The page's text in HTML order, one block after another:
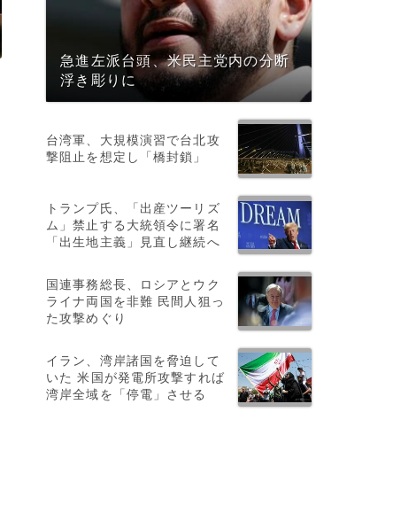
急進左派台頭、米民主党内の分断
浮き彫りに
台湾軍、大規模演習で台北攻
撃阻止を想定し「橋封鎖」
トランプ氏、「出産ツーリズ
ム」禁止する大統領令に署名
「出生地主義」見直し継続へ
国連事務総長、ロシアとウク
ライナ両国を非難 民間人狙っ
た攻撃めぐり
イラン、湾岸諸国を脅迫して
いた 米国が発電所攻撃すれば
湾岸全域を「停電」させる